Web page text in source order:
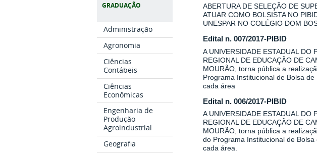
GRADUAÇÃO
Administração
Agronomia
Ciências
Contábeis
Ciências
Econômicas
Engenharia de
Produção
Agroindustrial
Geografia
ABERTURA DE SELEÇÃO DE
ATUAR COMO BOLSISTA NO
UNESPAR NO COLÉGIO DOM
Edital n. 007/2017-PIBID
A UNIVERSIDADE ESTADUAL
REGIONAL DE EDUCAÇÃO DE
MOURÃO, torna pública a
Programa Institucional de Bolsa
cada área
Edital n. 006/2017-PIBID
A UNIVERSIDADE ESTADUAL
REGIONAL DE EDUCAÇÃO DE
MOURÃO, torna pública a
do Programa Institucional de
cada área.